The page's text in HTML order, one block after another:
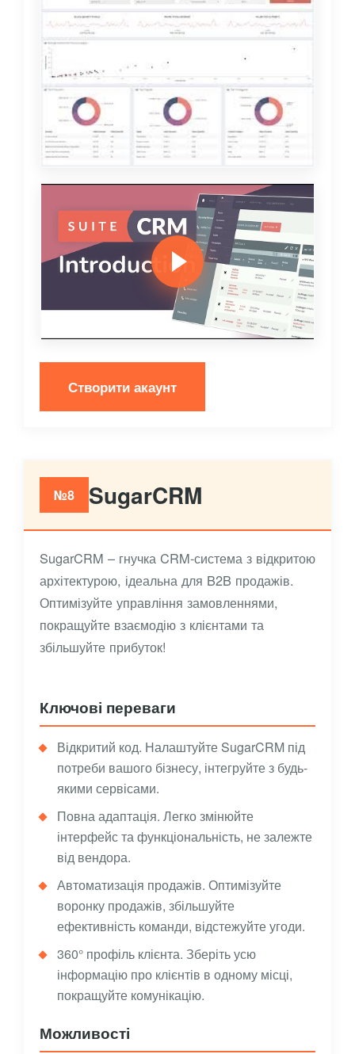
Створити акаунт
№8 SugarCRM
SugarCRM – гнучка CRM-система з відкритою
архітектурою, ідеальна для B2B продажів.
Оптимізуйте управління замовленнями,
покращуйте взаємодію з клієнтами та
збільшуйте прибуток!
Ключові переваги
Відкритий код. Налаштуйте SugarCRM під
потреби вашого бізнесу, інтегруйте з будь-
якими сервісами.
Повна адаптація. Легко змінюйте
інтерфейс та функціональність, не залежте
від вендора.
Автоматизація продажів. Оптимізуйте
воронку продажів, збільшуйте
ефективність команди, відстежуйте угоди.
360° профіль клієнта. Зберіть усю
інформацію про клієнтів в одному місці,
покращуйте комунікацію.
Можливості